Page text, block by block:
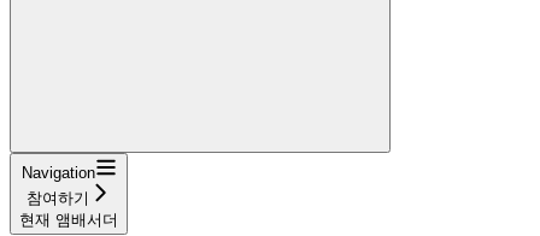
Navigation
참여하기
현재 앰배서더